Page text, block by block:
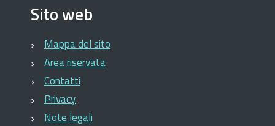
Sito web
Mappa del sito
Area riservata
Contatti
Privacy
Note legali